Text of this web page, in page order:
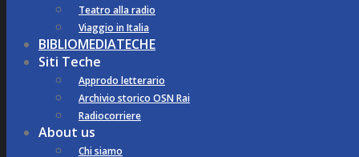
Teatro alla radio
Viaggio in Italia
BIBLIOMEDIATECHE
Siti Teche
Approdo letterario
Archivio storico OSN Rai
Radiocorriere
About us
Chi siamo